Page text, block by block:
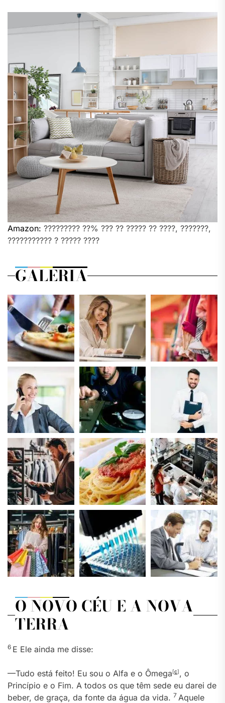
Amazon: ????????? ??% ??? ?? ????? ?? ????, ???????,
??????????? ? ????? ????
GALERIA
O NOVO CÉU E A NOVA
TERRA
6 E Ele ainda me disse:
—Tudo está feito! Eu sou o Alfa e o Ômega[c], o
Princípio e o Fim. A todos os que têm sede eu darei de
beber, de graça, da fonte da água da vida. 7 Aquele